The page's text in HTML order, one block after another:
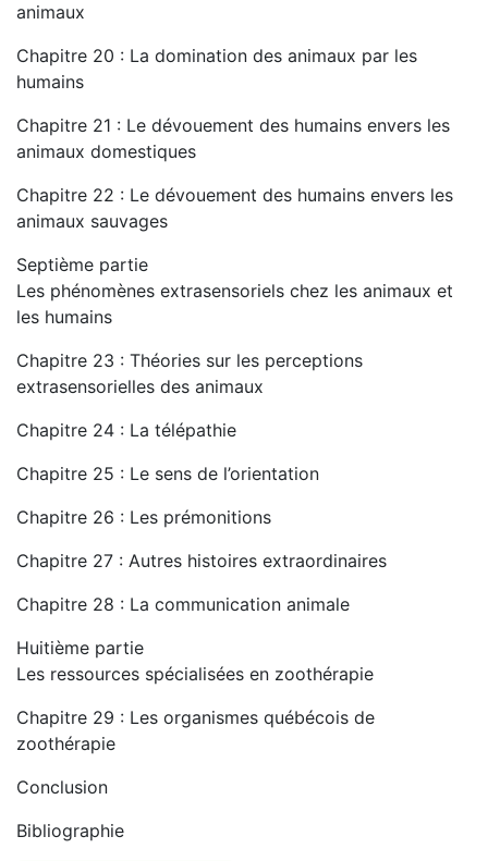
animaux
Chapitre 20 : La domination des animaux par les
humains
Chapitre 21 : Le dévouement des humains envers les
animaux domestiques
Chapitre 22 : Le dévouement des humains envers les
animaux sauvages
Septième partie
Les phénomènes extrasensoriels chez les animaux et
les humains
Chapitre 23 : Théories sur les perceptions
extrasensorielles des animaux
Chapitre 24 : La télépathie
Chapitre 25 : Le sens de l’orientation
Chapitre 26 : Les prémonitions
Chapitre 27 : Autres histoires extraordinaires
Chapitre 28 : La communication animale
Huitième partie
Les ressources spécialisées en zoothérapie
Chapitre 29 : Les organismes québécois de
zoothérapie
Conclusion
Bibliographie